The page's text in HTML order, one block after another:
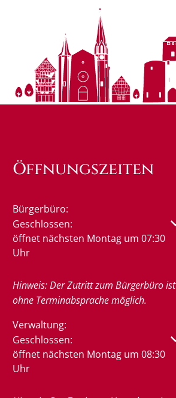
Öffnungszeiten
Bürgerbüro:
Klicken, um weitere Öffnungs- oder
Geschlossen:
öffnet nächsten Montag um 07:30
Uhr
Hinweis: Der Zutritt zum Bürgerbüro ist
ohne Terminabsprache möglich.
Verwaltung:
Klicken, um weitere Öffnungs- oder
Geschlossen:
öffnet nächsten Montag um 08:30
Uhr